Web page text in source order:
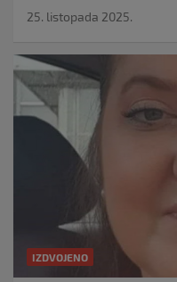
25. listopada 2025.
IZDVOJENO